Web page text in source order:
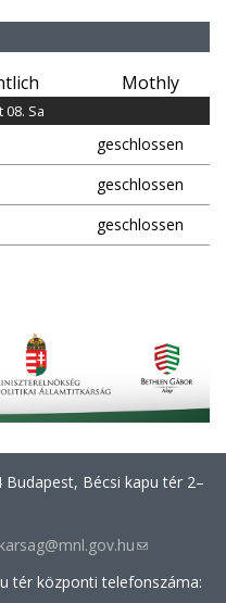
Mothly
08. Sa
geschlossen
geschlossen
geschlossen
Budapest, Bécsi kapu tér 2–
(link
sends
tér központi telefonszáma: